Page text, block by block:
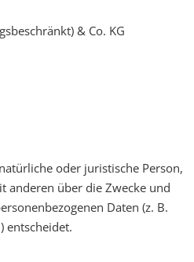
& Co. KG
oder juristische Person,
anderen über die Zwecke und
Daten (z. B.
entscheidet.